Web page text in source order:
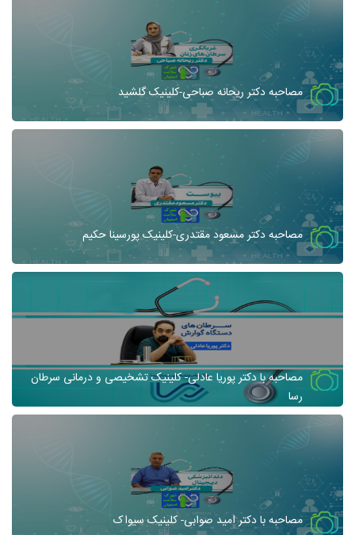
مصاحبه دکتر ریحانه صباحی-کلینیک گلشید
مصاحبه دکتر مسعود مقتدری-کلینیک پورسینا حکیم
مصاحبه با دکتر پوریا عادلی- کلینیک تشخیصی و درمانی سرطان
رسا
مصاحبه با دکتر امید صوابی- کلینیک سیواک